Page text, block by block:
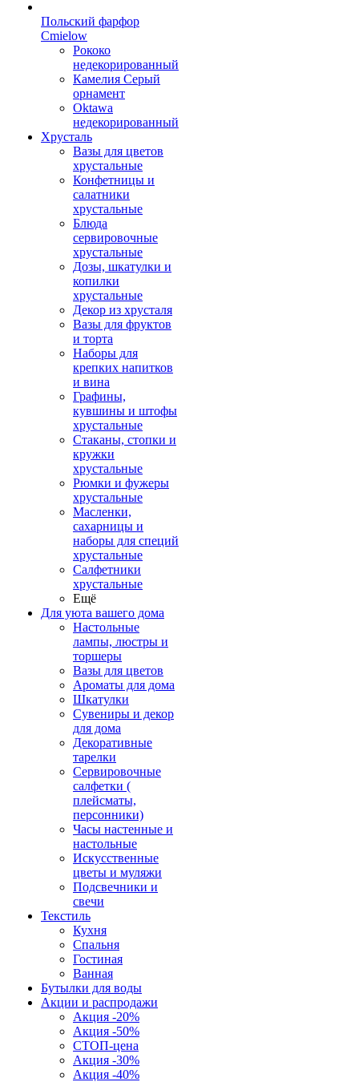
Польский фарфор
Сmielow
Рококо
недекорированный
Камелия Серый
орнамент
Oktawa
недекорированный
Хрусталь
Вазы для цветов
хрустальные
Конфетницы и
салатники
хрустальные
Блюда
сервировочные
хрустальные
Дозы, шкатулки и
копилки
хрустальные
Декор из хрусталя
Вазы для фруктов
и торта
Наборы для
крепких напитков
и вина
Графины,
кувшины и штофы
хрустальные
Стаканы, стопки и
кружки
хрустальные
Рюмки и фужеры
хрустальные
Масленки,
сахарницы и
наборы для специй
хрустальные
Салфетники
хрустальные
Ещё
Для уюта вашего дома
Настольные
лампы, люстры и
торшеры
Вазы для цветов
Ароматы для дома
Шкатулки
Сувениры и декор
для дома
Декоративные
тарелки
Сервировочные
салфетки (
плейсматы,
персонники)
Часы настенные и
настольные
Искусственные
цветы и муляжи
Подсвечники и
свечи
Текстиль
Кухня
Спальня
Гостиная
Ванная
Бутылки для воды
Акции и распродажи
Акция -20%
Акция -50%
СТОП-цена
Акция -30%
Акция -40%